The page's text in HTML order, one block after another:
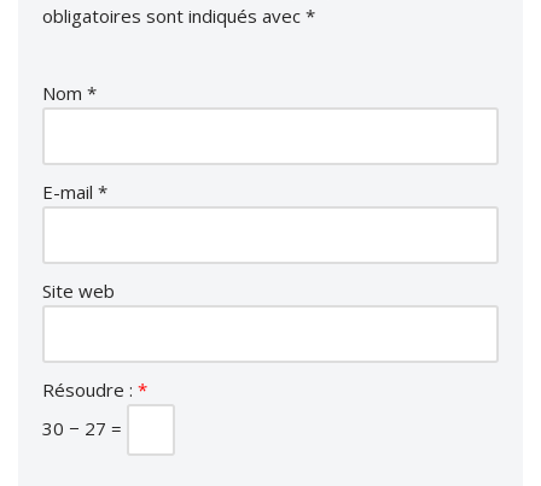
obligatoires sont indiqués avec *
Nom *
E-mail *
Site web
Résoudre : *
30 − 27 =